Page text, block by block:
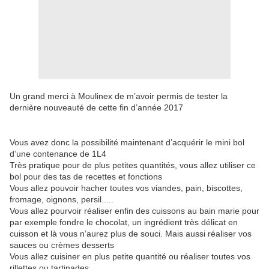
Un grand merci à Moulinex de m’avoir permis de tester la
dernière nouveauté de cette fin d’année 2017
Vous avez donc la possibilité maintenant d’acquérir le mini bol
d’une contenance de 1L4
Très pratique pour de plus petites quantités, vous allez utiliser ce
bol pour des tas de recettes et fonctions
Vous allez pouvoir hacher toutes vos viandes, pain, biscottes,
fromage, oignons, persil.....
Vous allez pourvoir réaliser enfin des cuissons au bain marie pour
par exemple fondre le chocolat, un ingrédient très délicat en
cuisson et là vous n’aurez plus de souci. Mais aussi réaliser vos
sauces ou crèmes desserts
Vous allez cuisiner en plus petite quantité ou réaliser toutes vos